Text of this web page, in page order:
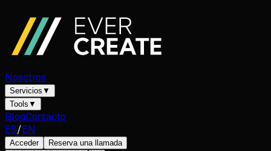
Nosotros
Servicios ▼
Tools ▼
BlogContacto
ES/EN
Acceder
Reserva una llamada